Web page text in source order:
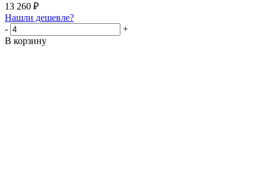
13 260 ₽
Нашли дешевле?
-
+
В корзину